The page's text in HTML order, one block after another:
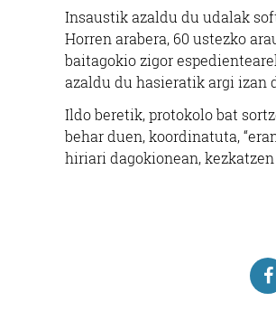
Insaustik azaldu du udalak
Horren arabera, 60 ustezko
baitagokio zigor
azaldu du hasieratik argi izan
Ildo beretik, protokolo bat
behar duen, koordinatuta,
hiriari dagokionean, kezkatzen